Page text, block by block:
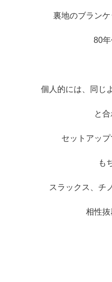
裏地のブラン
80年
個人的には、同じ
と
セットアップ
も
スラックス、チ
相性抜